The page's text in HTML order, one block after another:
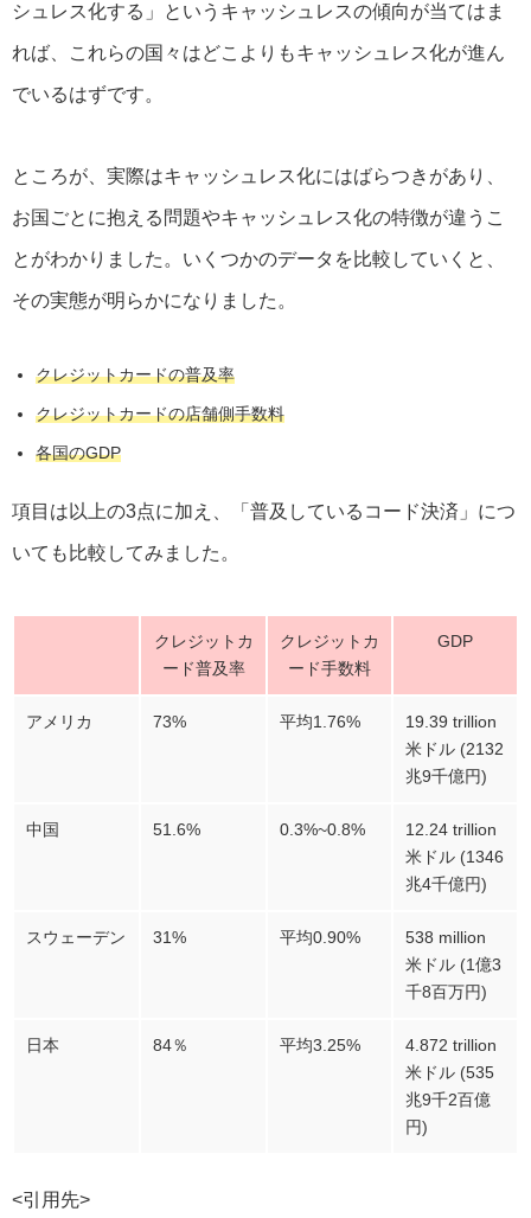
シュレス化する」というキャッシュレスの傾向が当てはま
れば、これらの国々はどこよりもキャッシュレス化が進ん
でいるはずです。
ところが、実際はキャッシュレス化にはばらつきがあり、
お国ごとに抱える問題やキャッシュレス化の特徴が違うこ
とがわかりました。いくつかのデータを比較していくと、
その実態が明らかになりました。
クレジットカードの普及率
クレジットカードの店舗側手数料
各国のGDP
項目は以上の3点に加え、「普及しているコード決済」につ
いても比較してみました。
クレジットカ
ード普及率
クレジットカ
ード手数料
GDP
アメリカ 73% 平均1.76%
19.39 trillion
米ドル (2132
兆9千億円)
中国 51.6% 0.3%~0.8%
12.24 trillion
米ドル (1346
兆4千億円)
スウェーデン 31% 平均0.90%
538 million
米ドル (1億3
千8百万円)
日本 84％ 平均3.25%
4.872 trillion
米ドル (535
兆9千2百億
円)
<引用先>